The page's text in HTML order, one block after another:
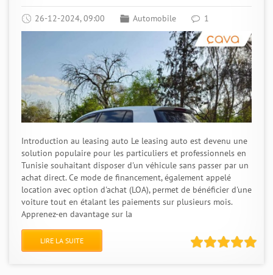
26-12-2024, 09:00 Automobile 1
Introduction au leasing auto Le leasing auto est devenu une
solution populaire pour les particuliers et professionnels en
Tunisie souhaitant disposer d'un véhicule sans passer par un
achat direct. Ce mode de financement, également appelé
location avec option d'achat (LOA), permet de bénéficier d'une
voiture tout en étalant les paiements sur plusieurs mois.
Apprenez-en davantage sur la
LIRE LA SUITE